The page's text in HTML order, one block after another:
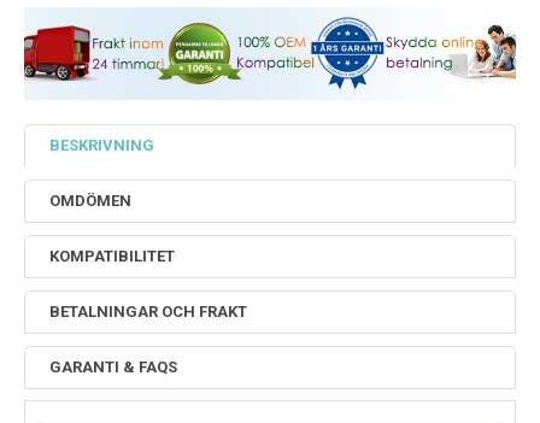
BESKRIVNING
OMDÖMEN
KOMPATIBILITET
BETALNINGAR OCH FRAKT
GARANTI & FAQS